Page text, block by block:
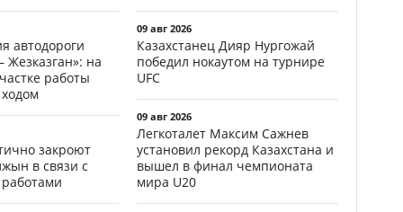
автодороги
Жезказган»: на
работы
закроют
в связи с
09 авг 2026
Казахстанец Дияр Нургожай
победил нокаутом на турнире
UFC
09 авг 2026
Легкоталет Максим Сажнев
установил рекорд Казахстана и
вышел в финал чемпионата
мира U20